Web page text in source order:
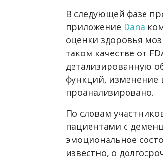
В следующей фазе
приложение Dana
оценки здоровья
таком качестве от
детализированную
функций,
проанализировано.
По словам
пациентами с
эмоциональное
известно, о